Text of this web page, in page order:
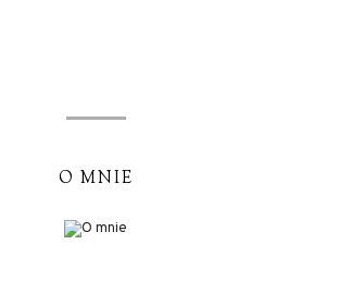
O MNIE